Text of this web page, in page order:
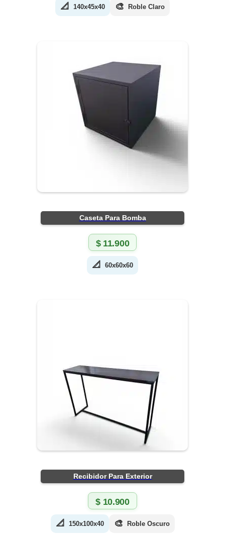
📐 140x45x40 🎨 Roble Claro
Caseta Para Bomba
$11.900
📐 60x60x60
Recibidor Para Exterior
$10.900
📐 150x100x40 🎨 Roble Oscuro